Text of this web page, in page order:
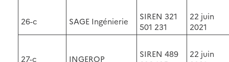
26-c SAGE Ingénierie
SIREN 321
501 231
22 juin
2021
27-c INGEROP
SIREN 489
22 juin